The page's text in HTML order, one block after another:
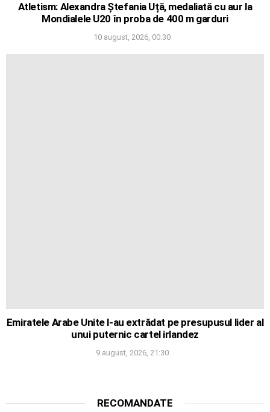
Atletism: Alexandra Ștefania Uță, medaliată cu aur la
Mondialele U20 în proba de 400 m garduri
10 august, 2026, 00:30
Emiratele Arabe Unite l-au extrădat pe presupusul lider al
unui puternic cartel irlandez
9 august, 2026, 21:30
RECOMANDATE